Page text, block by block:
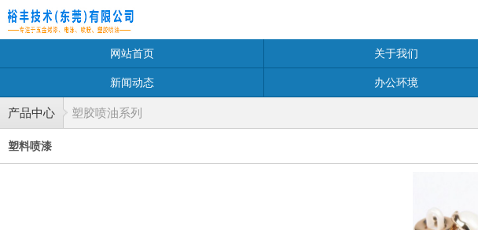
网站首页 关于我们
新闻动态 办公环境
产品中心 塑胶喷油系列
塑料喷漆